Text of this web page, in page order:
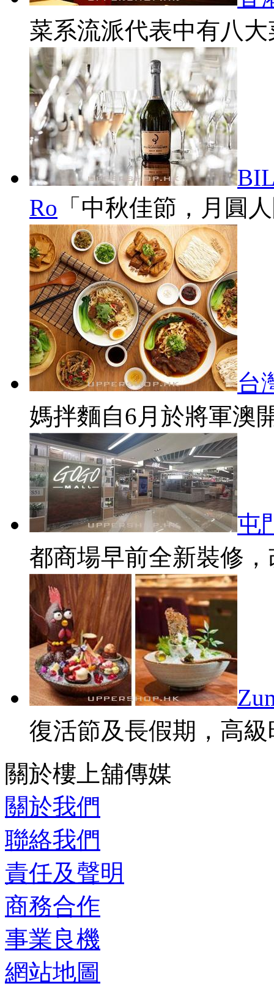
菜系流派代表中有八
Ro 「中秋佳節，月圓
台
媽拌麵自6月於將軍澳
屯
都商場早前全新裝修
復活節及長假期，高
關於樓上舖傳媒
關於我們
聯絡我們
責任及聲明
商務合作
事業良機
網站地圖